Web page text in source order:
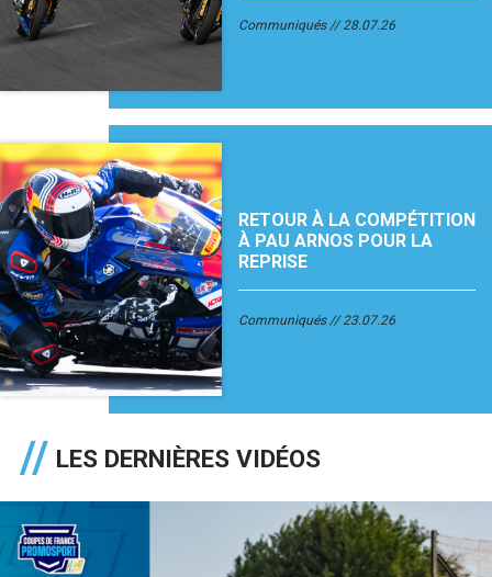
Communiqués 28.07.26
RETOUR À LA COMPÉTITION
À PAU ARNOS POUR LA
REPRISE
Communiqués 23.07.26
LES DERNIÈRES VIDÉOS